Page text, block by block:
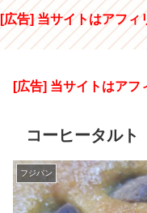
[広告] 当サイトはアフィ
[広告] 当サイトはアフ
コーヒータルト
フジパン